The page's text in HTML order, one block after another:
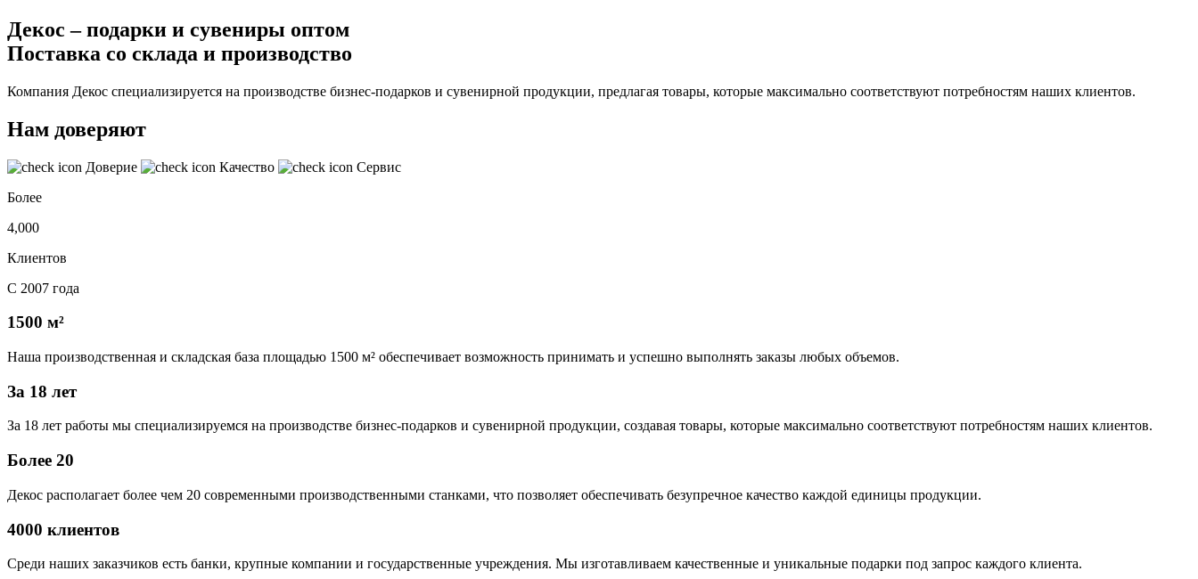
Декос – подарки и сувениры оптом
Поставка со склада и производство
Компания Декос специализируется на производстве бизнес-подарков и сувенирной продукции, предлагая товары, которые максимально соответствуют потребностям наших клиентов.
Нам доверяют
Доверие Качество
Сервис
Более
4,000
Клиентов
С 2007 года
1500 м²
Наша производственная и складская база площадью 1500 м² обеспечивает возможность принимать и успешно выполнять заказы любых объемов.
За 18 лет
За 18 лет работы мы специализируемся на производстве бизнес-подарков и сувенирной продукции, создавая товары, которые максимально соответствуют потребностям наших клиентов.
Более 20
Декос располагает более чем 20 современными производственными станками, что позволяет обеспечивать безупречное качество каждой единицы продукции.
4000 клиентов
Среди наших заказчиков есть банки, крупные компании и государственные учреждения. Мы изготавливаем качественные и уникальные подарки под запрос каждого клиента.